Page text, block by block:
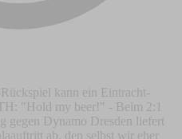
kann ein Eintracht-
"Hold my beer!" - Beim 2:1
gegen Dynamo Dresden liefert
ab, den selbst wir eher